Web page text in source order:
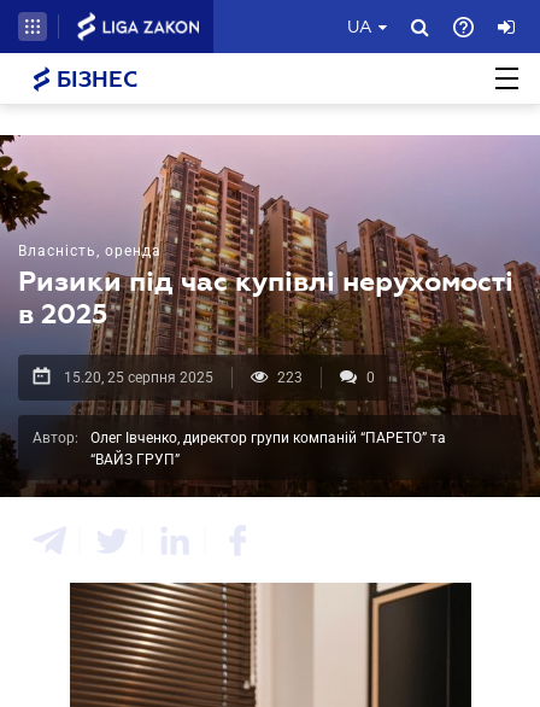
UA
БІЗНЕС
Власність, оренда
Ризики під час купівлі нерухомості
в 2025
15.20, 25 серпня 2025 223 0
Автор:
Олег Івченко, директор групи компаній “ПАРЕТО” та
“ВАЙЗ ГРУП”